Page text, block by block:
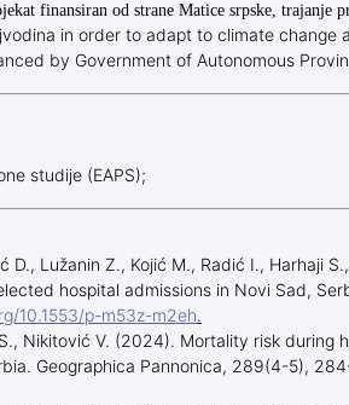
finansiran od strane Matice srpske, trajanje
in order to adapt to climate
by Government of Autonomous
studije (EAPS);
D., Lužanin Z., Kojić M., Radić I., Harhaji
hospital admissions in Novi Sad,
10.1553/p-m53z-m2eh.
Nikitović V. (2024). Mortality risk during
Geographica Pannonica, 289(4-5),